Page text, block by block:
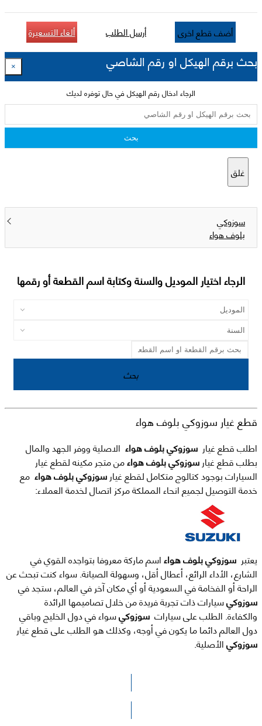
أضف قطع اخرى أرسل الطلب ألغاء التسعيرة
بحث برقم الهيكل او رقم الشاصي ×
الرجاء ادخال رقم الهيكل في حال توفره لديك
بحث
غلق
سوزوكي
بلوف هواء
الرجاء اختيار الموديل والسنة وكتابة اسم القطعة أو رقمها
بحث
قطع غيار سوزوكي بلوف هواء
اطلب قطع غيار
الاصلية ووفر الجهد والمال
بطلب قطع غيار
سوزوكي بلوف هواءمن متجر مكينه لقطع غيار
السيارات بوجود كتالوج متكامل لقطع غيار سوزوكي بلوف هواء مع
خدمة التوصيل لجميع انحاء المملكة مركز اتصال لخدمة العملاء:
يعتبر سوزوكي بلوف هواءاسم ماركة معروفا بتواجده القوي في
الشارع، الأداء الرائع، أعطال أقل، وسهولة الصيانة. سواء كنت تبحث عن
الراحة أو الفخامة في السعودية أو أي مكان آخر في العالم، ستجد في
سوزوكيسيارات ذات تجربة فريدة من خلال تصاميمها الرائدة
والكفاءة. الطلب على سيارات سوزوكيسواء في دول الخليج وباقي
دول العالم دائما ما يكون في أوجه، وكذلك هو الطلب على قطع غيار
سوزوكيالأصلية.
الرجاء الضغط هنا للوصول لصفحة البحث